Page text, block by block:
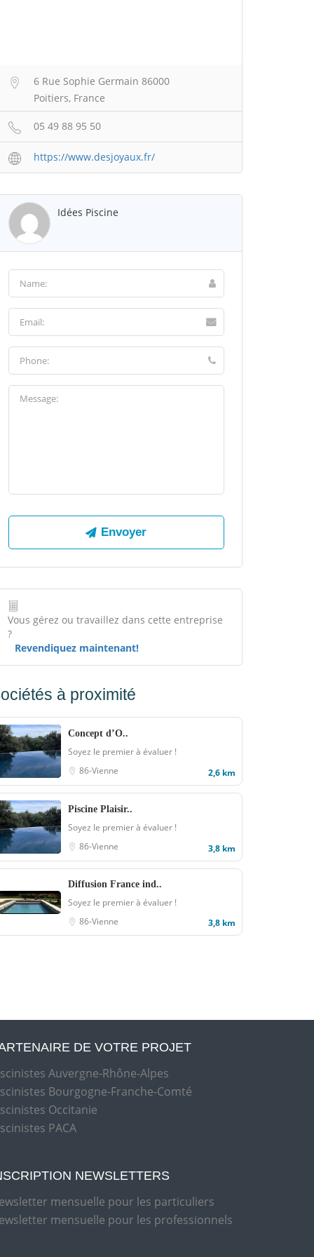
6 Rue Sophie Germain 86000
Poitiers, France
05 49 88 95 50
https://www.desjoyaux.fr/
Idées Piscine
Vous gérez ou travaillez dans cette entreprise
?
Revendiquez maintenant!
à proximité
Concept d’O..
Soyez le premier à évaluer !
86-Vienne
2,6 km
Piscine Plaisir..
Soyez le premier à évaluer !
86-Vienne
3,8 km
Diffusion France ind..
Soyez le premier à évaluer !
86-Vienne
3,8 km
DE VOTRE PROJET
Auvergne-Rhône-Alpes
Bourgogne-Franche-Comté
Occitanie
PACA
NEWSLETTERS
mensuelle pour les particuliers
mensuelle pour les professionnels